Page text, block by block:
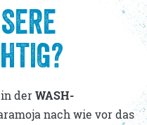
derWASH-
nach wie vor das